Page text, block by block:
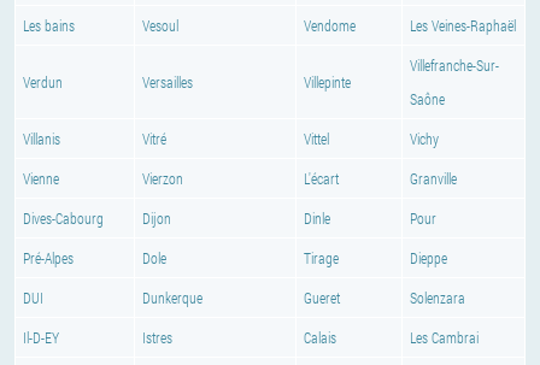
Les bains Vesoul Vendome Les Veines-Raphaël
Verdun Versailles Villepinte
Villefranche-Sur-
Saône
Villanis Vitré Vittel Vichy
Vienne Vierzon L'écart Granville
Dives-Cabourg Dijon Dinle Pour
Pré-Alpes Dole Tirage Dieppe
DUI Dunkerque Gueret Solenzara
Il-D-EY Istres Calais Les Cambrai